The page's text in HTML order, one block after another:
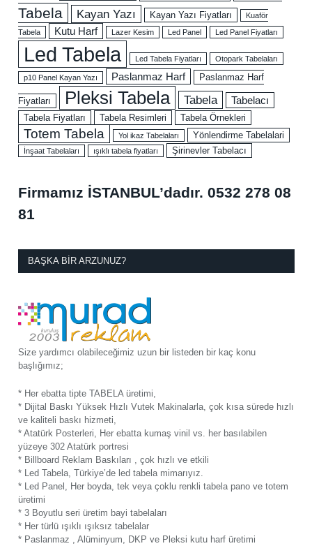
Tabela
Kayan Yazı Kayan Yazı Fiyatları
Kuaför
Tabela
Kutu Harf Lazer Kesim Led Panel Led Panel Fiyatları
Led Tabela Led Tabela Fiyatları Otopark Tabelaları
p10 Panel Kayan Yazı Paslanmaz Harf Paslanmaz Harf
Fiyatları Pleksi Tabela Tabela Tabelacı
Tabela Fiyatları Tabela Resimleri Tabela Örnekleri
Totem Tabela Yol ikaz Tabelaları Yönlendirme Tabelalari
İnşaat Tabelaları ışıklı tabela fiyatları Şirinevler Tabelacı
Firmamız İSTANBUL’dadır. 0532 278 08
81
BAŞKA BIR ARZUNUZ?
Size yardımcı olabileceğimiz uzun bir listeden bir kaç konu
başlığımız;
* Her ebatta tipte TABELA üretimi,
* Dijital Baskı Yüksek Hızlı Vutek Makinalarla, çok kısa sürede hızlı
ve kaliteli baskı hizmeti,
* Atatürk Posterleri, Her ebatta kumaş vinil vs. her basılabilen
yüzeye 302 Atatürk portresi
* Billboard Reklam Baskıları , çok hızlı ve etkili
* Led Tabela, Türkiye’de led tabela mimarıyız.
* Led Panel, Her boyda, tek veya çoklu renkli tabela pano ve totem
üretimi
* 3 Boyutlu seri üretim bayi tabelaları
* Her türlü ışıklı ışıksız tabelalar
* Paslanmaz , Alüminyum, DKP ve Pleksi kutu harf üretimi